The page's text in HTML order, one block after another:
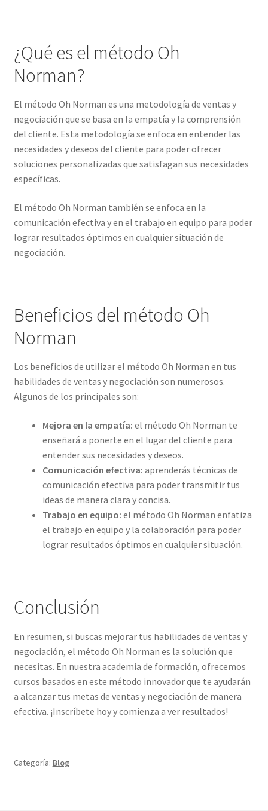
¿Qué es el método Oh
Norman?
El método Oh Norman es una metodología de ventas y
negociación que se basa en la empatía y la comprensión
del cliente. Esta metodología se enfoca en entender las
necesidades y deseos del cliente para poder ofrecer
soluciones personalizadas que satisfagan sus necesidades
específicas.
El método Oh Norman también se enfoca en la
comunicación efectiva y en el trabajo en equipo para poder
lograr resultados óptimos en cualquier situación de
negociación.
Beneficios del método Oh
Norman
Los beneficios de utilizar el método Oh Norman en tus
habilidades de ventas y negociación son numerosos.
Algunos de los principales son:
Mejora en la empatía: el método Oh Norman te
enseñará a ponerte en el lugar del cliente para
entender sus necesidades y deseos.
Comunicación efectiva: aprenderás técnicas de
comunicación efectiva para poder transmitir tus
ideas de manera clara y concisa.
Trabajo en equipo: el método Oh Norman enfatiza
el trabajo en equipo y la colaboración para poder
lograr resultados óptimos en cualquier situación.
Conclusión
En resumen, si buscas mejorar tus habilidades de ventas y
negociación, el método Oh Norman es la solución que
necesitas. En nuestra academia de formación, ofrecemos
cursos basados en este método innovador que te ayudarán
a alcanzar tus metas de ventas y negociación de manera
efectiva. ¡Inscríbete hoy y comienza a ver resultados!
Categoría: Blog